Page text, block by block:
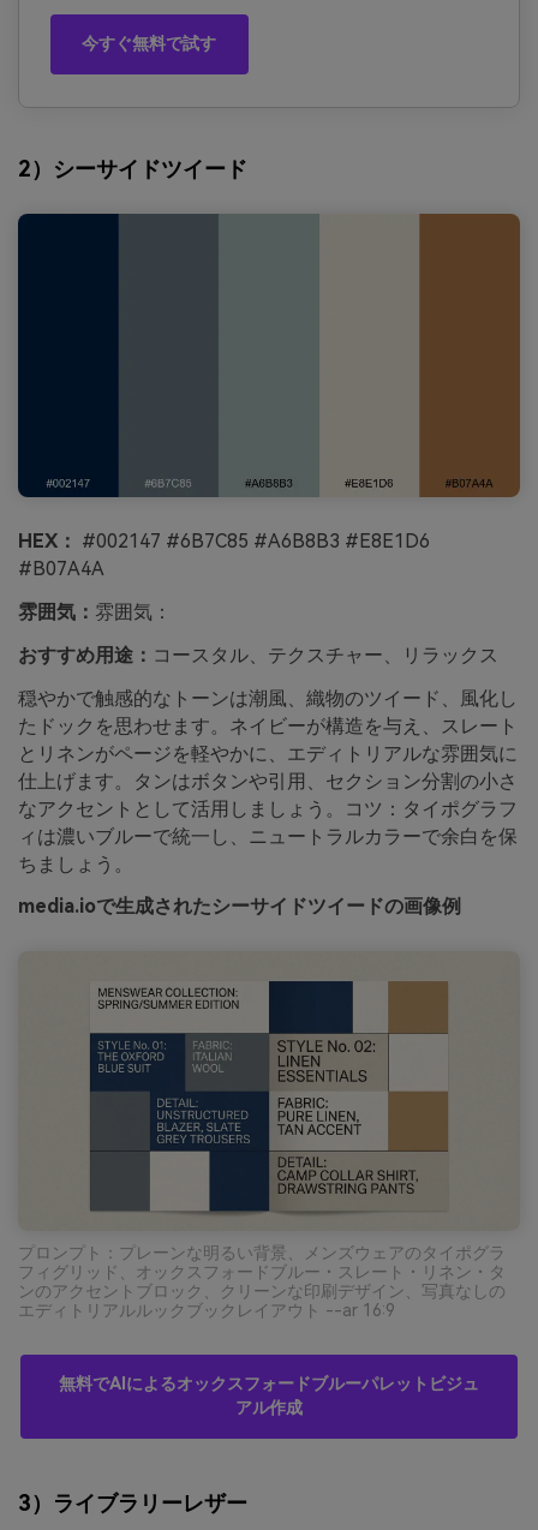
今すぐ無料で試す
2）シーサイドツイード
HEX： #002147 #6B7C85 #A6B8B3 #E8E1D6
#B07A4A
雰囲気： 雰囲気：
おすすめ用途： コースタル、テクスチャー、リラックス
穏やかで触感的なトーンは潮風、織物のツイード、風化し
たドックを思わせます。ネイビーが構造を与え、スレート
とリネンがページを軽やかに、エディトリアルな雰囲気に
仕上げます。タンはボタンや引用、セクション分割の小さ
なアクセントとして活用しましょう。コツ：タイポグラフ
ィは濃いブルーで統一し、ニュートラルカラーで余白を保
ちましょう。
media.ioで生成されたシーサイドツイードの画像例
プロンプト：プレーンな明るい背景、メンズウェアのタイポグラ
フィグリッド、オックスフォードブルー・スレート・リネン・タ
ンのアクセントブロック、クリーンな印刷デザイン、写真なしの
エディトリアルルックブックレイアウト --ar 16:9
無料でAIによるオックスフォードブルーパレットビジュ
アル作成
3）ライブラリーレザー